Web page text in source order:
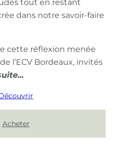
tout en restant
dans notre savoir-faire
cette réflexion menée
l’ECV Bordeaux, invités
Acheter